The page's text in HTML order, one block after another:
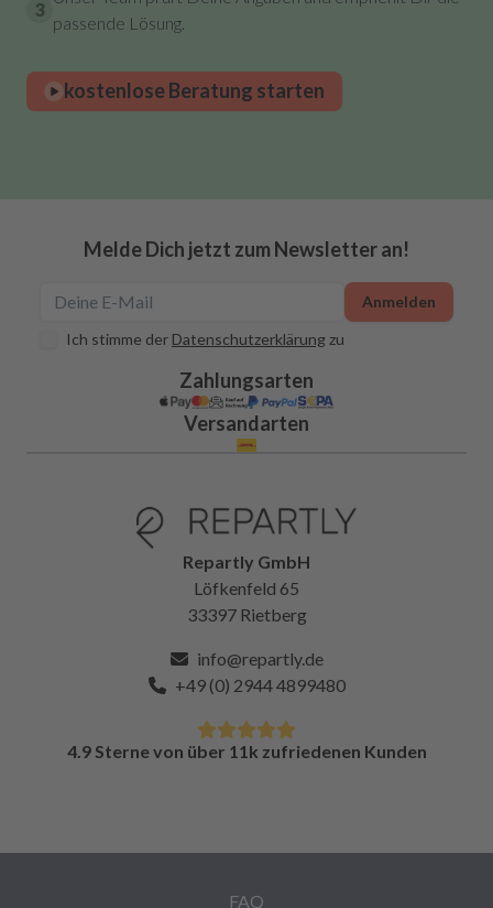
3
passende Lösung.
kostenlose Beratung starten
Melde Dich jetzt zum Newsletter an!
Ich stimme der Datenschutzerklärung zu
Anmelden
Zahlungsarten
Versandarten
Repartly GmbH
Löfkenfeld 65
33397 Rietberg
info@repartly.de
+49 (0) 2944 4899480
4.9 Sterne von über 11k zufriedenen Kunden
FAQ